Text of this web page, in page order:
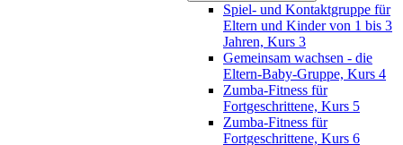
Spiel- und Kontaktgruppe für
Eltern und Kinder von 1 bis 3
Jahren, Kurs 3
Gemeinsam wachsen - die
Eltern-Baby-Gruppe, Kurs 4
Zumba-Fitness für
Fortgeschrittene, Kurs 5
Zumba-Fitness für
Fortgeschrittene, Kurs 6